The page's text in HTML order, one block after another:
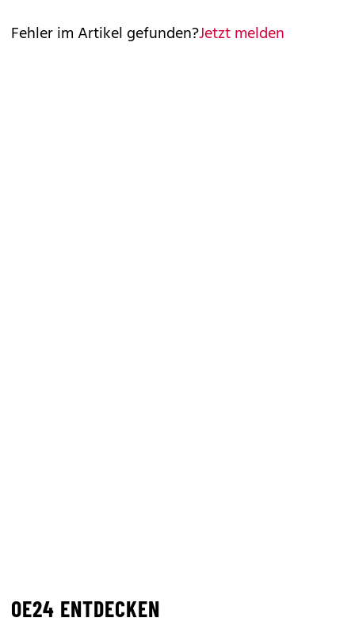
Fehler im Artikel gefunden?Jetzt melden
OE24 ENTDECKEN